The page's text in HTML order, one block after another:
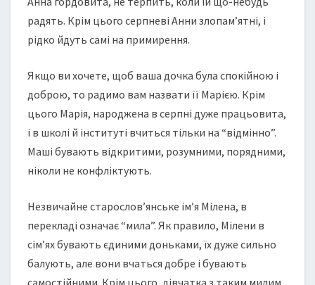
радять. Крім цього серпневі Анни злопам’ятні, і
рідко йдуть самі на примирення.
Якщо ви хочете, щоб ваша дочка була спокійною і
доброю, то радимо вам назвати її Марією. Крім
цього Марія, народжена в серпні дуже працьовита,
і в школі й інституті вчиться тільки на “відмінно”.
Маші бувають відкритими, розумними, порядними,
ніколи не конфліктують.
Незвичайне старослов’янське ім’я Мілена, в
перекладі означає “мила”. Як правило, Мілени в
сім’ях бувають єдиними доньками, їх дуже сильно
балують, але вони вчаться добре і бувають